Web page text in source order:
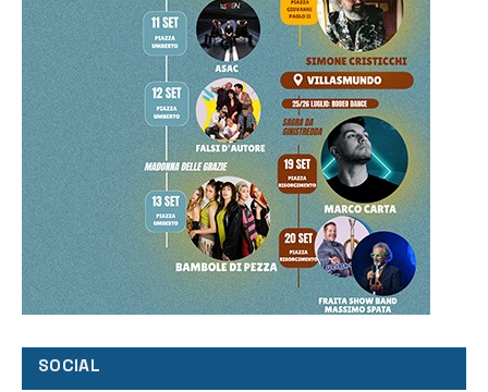
SOCIAL